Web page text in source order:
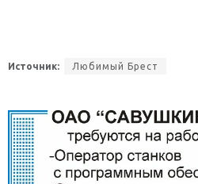
Источник: Любимый Брест